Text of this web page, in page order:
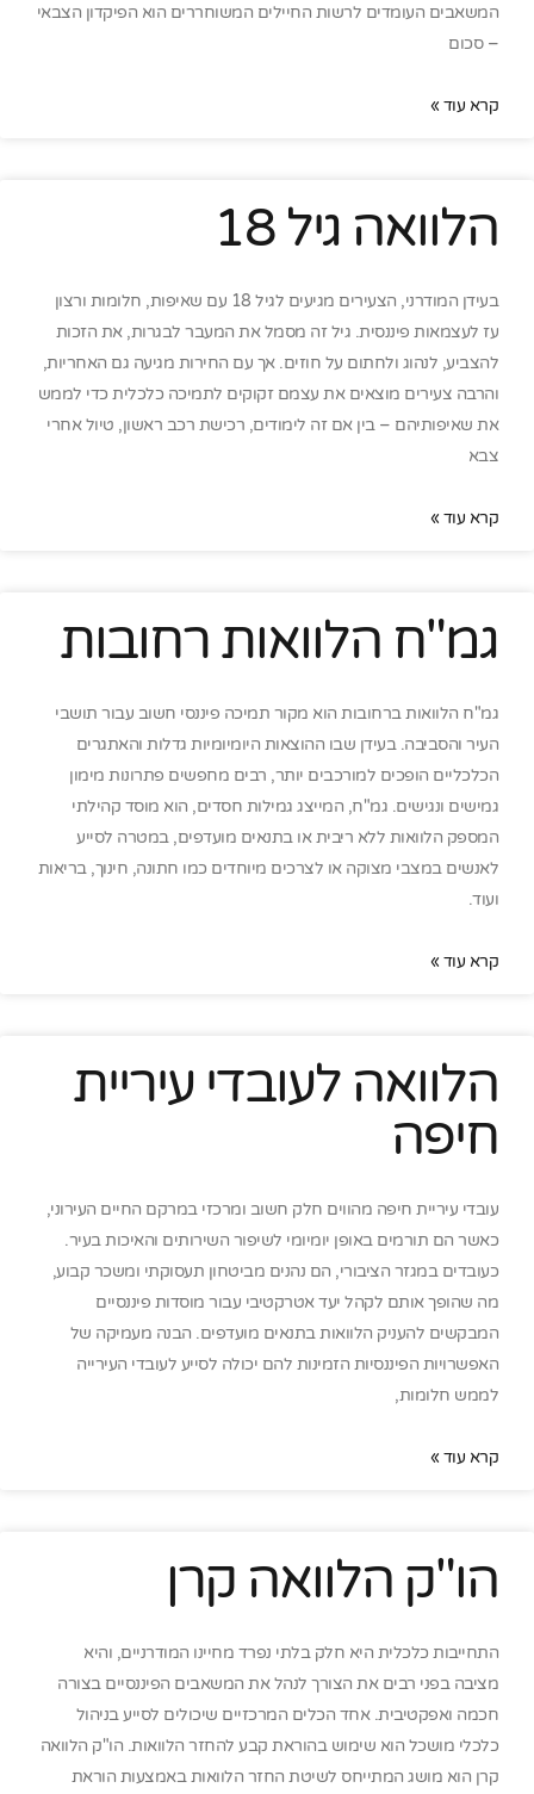
המשאבים העומדים לרשות החיילים המשוחררים הוא הפיקדון הצבאי
– סכום
קרא עוד »
הלוואה גיל 18
בעידן המודרני, הצעירים מגיעים לגיל 18 עם שאיפות, חלומות ורצון
עז לעצמאות פיננסית. גיל זה מסמל את המעבר לבגרות, את הזכות
להצביע, לנהוג ולחתום על חוזים. אך עם החירות מגיעה גם האחריות,
והרבה צעירים מוצאים את עצמם זקוקים לתמיכה כלכלית כדי לממש
את שאיפותיהם – בין אם זה לימודים, רכישת רכב ראשון, טיול אחרי
צבא
קרא עוד »
גמ"ח הלוואות רחובות
גמ"ח הלוואות ברחובות הוא מקור תמיכה פיננסי חשוב עבור תושבי
העיר והסביבה. בעידן שבו ההוצאות היומיומיות גדלות והאתגרים
הכלכליים הופכים למורכבים יותר, רבים מחפשים פתרונות מימון
גמישים ונגישים. גמ"ח, המייצג גמילות חסדים, הוא מוסד קהילתי
המספק הלוואות ללא ריבית או בתנאים מועדפים, במטרה לסייע
לאנשים במצבי מצוקה או לצרכים מיוחדים כמו חתונה, חינוך, בריאות
ועוד.
קרא עוד »
הלוואה לעובדי עיריית
חיפה
עובדי עיריית חיפה מהווים חלק חשוב ומרכזי במרקם החיים העירוני,
כאשר הם תורמים באופן יומיומי לשיפור השירותים והאיכות בעיר.
כעובדים במגזר הציבורי, הם נהנים מביטחון תעסוקתי ומשכר קבוע,
מה שהופך אותם לקהל יעד אטרקטיבי עבור מוסדות פיננסיים
המבקשים להעניק הלוואות בתנאים מועדפים. הבנה מעמיקה של
האפשרויות הפיננסיות הזמינות להם יכולה לסייע לעובדי העירייה
לממש חלומות,
קרא עוד »
הו"ק הלוואה קרן
התחייבות כלכלית היא חלק בלתי נפרד מחיינו המודרניים, והיא
מציבה בפני רבים את הצורך לנהל את המשאבים הפיננסיים בצורה
חכמה ואפקטיבית. אחד הכלים המרכזיים שיכולים לסייע בניהול
כלכלי מושכל הוא שימוש בהוראת קבע להחזר הלוואות. הו"ק הלוואה
קרן הוא מושג המתייחס לשיטת החזר הלוואות באמצעות הוראת